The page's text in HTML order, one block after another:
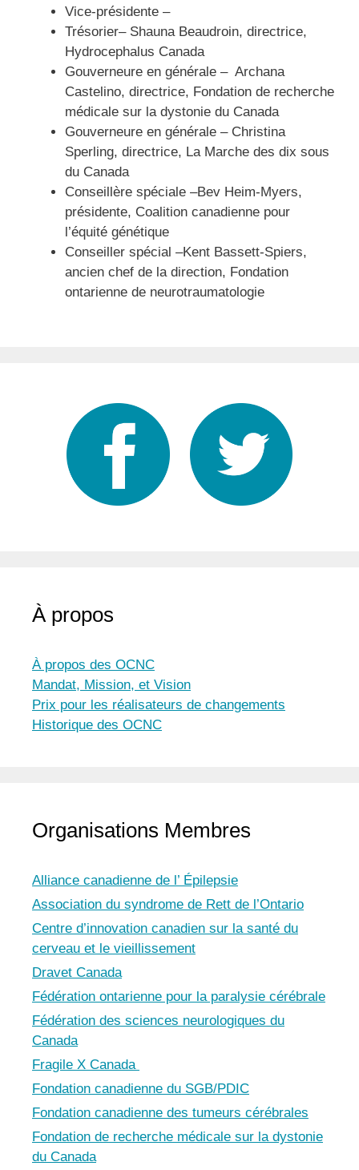
Vice-présidente –
Trésorier– Shauna Beaudroin, directrice,
Hydrocephalus Canada
Gouverneure en générale – Archana
Castelino, directrice, Fondation de recherche
médicale sur la dystonie du Canada
Gouverneure en générale – Christina
Sperling, directrice, La Marche des dix sous
du Canada
Conseillère spéciale –Bev Heim-Myers,
présidente, Coalition canadienne pour
l’équité génétique
Conseiller spécial –Kent Bassett-Spiers,
ancien chef de la direction, Fondation
ontarienne de neurotraumatologie
À propos
À propos des OCNC
Mandat, Mission, et Vision
Prix pour les réalisateurs de changements
Historique des OCNC
Organisations Membres
Alliance canadienne de l’ Épilepsie
Association du syndrome de Rett de l’Ontario
Centre d’innovation canadien sur la santé du
cerveau et le vieillissement
Dravet Canada
Fédération ontarienne pour la paralysie cérébrale
Fédération des sciences neurologiques du
Canada
Fragile X Canada
Fondation canadienne du SGB/PDIC
Fondation canadienne des tumeurs cérébrales
Fondation de recherche médicale sur la dystonie
du Canada